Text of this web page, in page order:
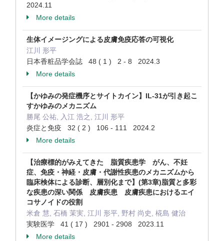
2024.11
More details
生体イメージングによる皮膚免疫応答の可視化
江川 形平
日本香粧品学会誌 48 ( 1 ) 2 - 8 2024.3
More details
【かゆみの発症機序とサイトカイン】IL-31が引き起こ
すかゆみのメカニズム
勝尾 公祐, 入江 浩之, 江川 形平
炎症と免疫 32 ( 2 ) 106 - 111 2024.2
More details
【治療標的がみえてきた 脂質疾患学 がん、不妊
症、免疫・神経・皮膚・代謝性疾患のメカニズムから
臨床検体による診断、層別化まで】(第3章)脂質と多彩
な疾患の深い関係 皮膚疾患 皮膚疾患におけるエイ
コサノイドの役割
米倉 慧, 石橋 茉実, 江川 形平, 野村 尚史, 椛島 健治
実験医学 41 ( 17 ) 2901 - 2908 2023.11
More details